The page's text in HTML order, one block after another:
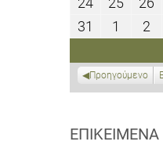
2026 2026
Αυγούστου
20262026
31
Αυγούστου
1 2
Προηγούμενο